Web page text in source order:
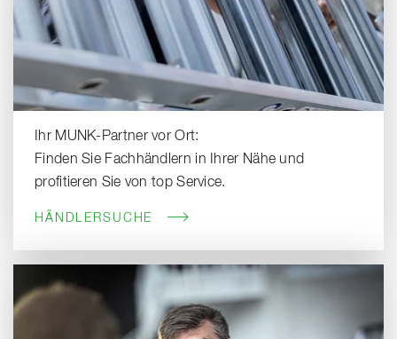
Ihr MUNK-Partner vor Ort:
Finden Sie Fachhändlern in Ihrer Nähe und
profitieren Sie von top Service.
HÄNDLERSUCHE